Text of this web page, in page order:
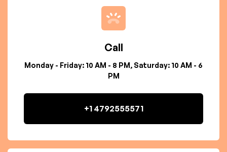
Call
Monday - Friday: 10 AM - 8 PM, Saturday: 10 AM - 6
PM
+1 4792555571